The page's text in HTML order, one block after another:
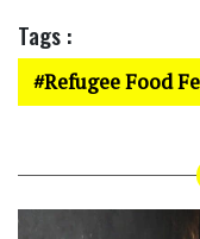
Tags :
Refugee Food